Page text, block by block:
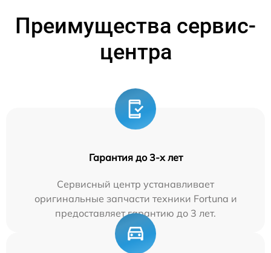
Преимущества сервис-
центра
Гарантия до 3-х лет
Сервисный центр устанавливает
оригинальные запчасти техники Fortuna и
предоставляет гарантию до 3 лет.